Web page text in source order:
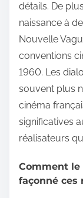
détails. De
naissance à
Nouvelle
conventions
1960. Les
souvent plus
cinéma
significatives
réalisateurs
Comment
façonné ces